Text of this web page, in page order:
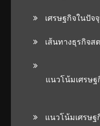
เศรษฐกิจในปัจ
เส้นทางธุรกิจส
แนวโน้มเศรษ
แนวโน้มเศรษ